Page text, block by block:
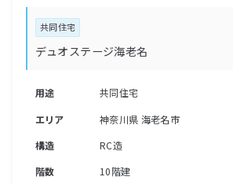
共同住宅
デュオステージ海老名
用途
共同住宅
エリア
神奈川県 海老名市
構造
RC造
階数
10階建